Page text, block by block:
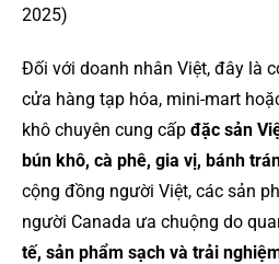
2025)
Đối với doanh nhân Việt, đây là
cửa hàng tạp hóa, mini-mart
khô chuyên cung cấp đặc sản
bún khô, cà phê, gia vị, bánh
cộng đồng người Việt, các sản
người Canada ưa chuộng do
tế, sản phẩm sạch và trải